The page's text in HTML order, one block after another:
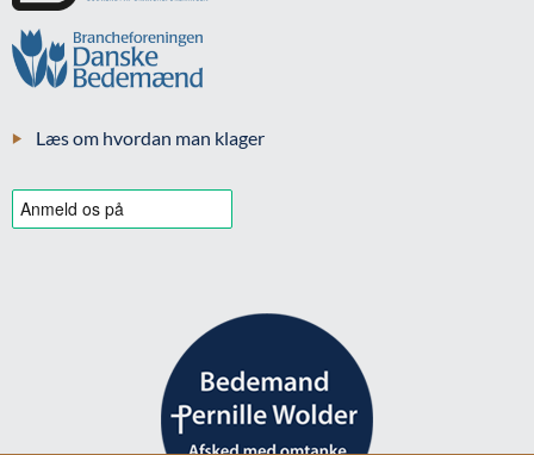
Læs om hvordan man klager